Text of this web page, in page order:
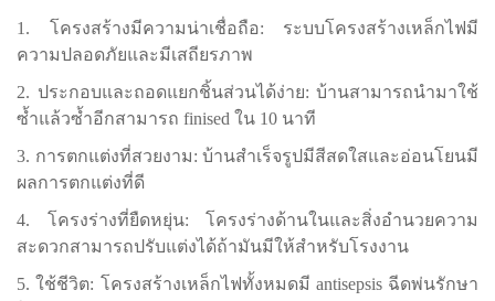
1. โครงสร้างมีความน่าเชื่อถือ: ระบบโครงสร้างเหล็กไฟมี
ความปลอดภัยและมีเสถียรภาพ
2. ประกอบและถอดแยกชิ้นส่วนได้ง่าย: บ้านสามารถนำมาใช้
ซ้ำแล้วซ้ำอีกสามารถ finised ใน 10 นาที
3. การตกแต่งที่สวยงาม: บ้านสำเร็จรูปมีสีสดใสและอ่อนโยนมี
ผลการตกแต่งที่ดี
4. โครงร่างที่ยืดหยุ่น: โครงร่างด้านในและสิ่งอำนวยความ
สะดวกสามารถปรับแต่งได้ถ้ามันมีให้สำหรับโรงงาน
5. ใช้ชีวิต: โครงสร้างเหล็กไฟทั้งหมดมี antisepsis ฉีดพ่นรักษา